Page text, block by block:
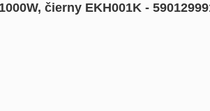
čierny EKH001K -